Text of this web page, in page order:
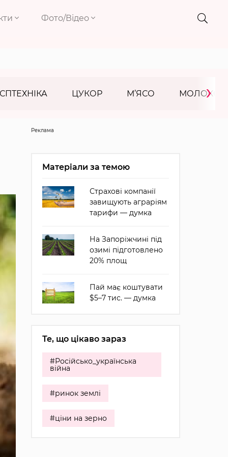
Фото/Відео
ЦУКОР М’ЯСО МОЛОКО
›
Реклама
Матеріали за темою
Страхові компанії
завищують аграріям
тарифи — думка
На Запоріжчині під
озимі підготовлено
20% площ
Пай має коштувати
$5–7 тис. — думка
Те, що цікаво зараз
#Російсько_українська
війна
#ринок землі
#ціни на зерно